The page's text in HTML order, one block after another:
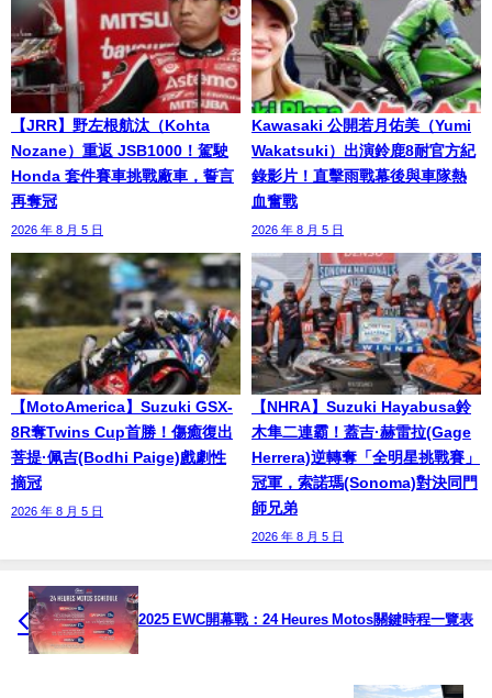
【JRR】野左根航汰（Kohta
Nozane）重返 JSB1000！駕駛
Honda 套件賽車挑戰廠車，誓言
再奪冠
2026 年 8 月 5 日
Kawasaki 公開若月佑美（Yumi
Wakatsuki）出演鈴鹿8耐官方紀
錄影片！直擊雨戰幕後與車隊熱
血奮戰
2026 年 8 月 5 日
【MotoAmerica】Suzuki GSX-
8R奪Twins Cup首勝！傷癒復出
菩提·佩吉(Bodhi Paige)戲劇性
摘冠
2026 年 8 月 5 日
【NHRA】Suzuki Hayabusa鈴
木隼二連霸！蓋吉·赫雷拉(Gage
Herrera)逆轉奪「全明星挑戰賽」
冠軍，索諾瑪(Sonoma)對決同門
師兄弟
2026 年 8 月 5 日
2025 EWC開幕戰：24 Heures Motos關鍵時程一覽表